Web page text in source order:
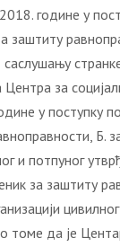
године у
заштиту
Центра за
у поступку
Б.
и потпуног
за заштиту
томе да је